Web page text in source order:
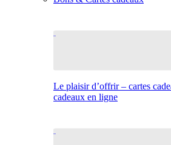
Le plaisir d’offrir – cartes
cadeaux en ligne